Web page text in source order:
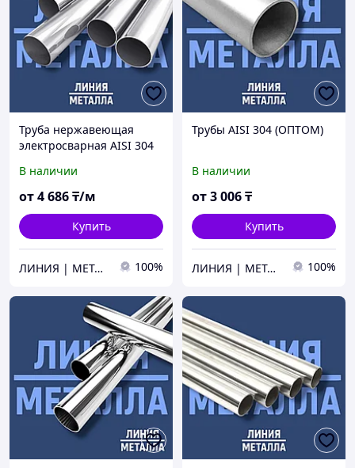
Труба нержавеющая
электросварная AISI 304
В наличии
от4 686₸/м
Купить
ЛИНИЯ | МЕТАЛЛА 100%
Трубы AISI 304 (ОПТОМ)
В наличии
от3 006₸
Купить
ЛИНИЯ | МЕТАЛЛА 100%